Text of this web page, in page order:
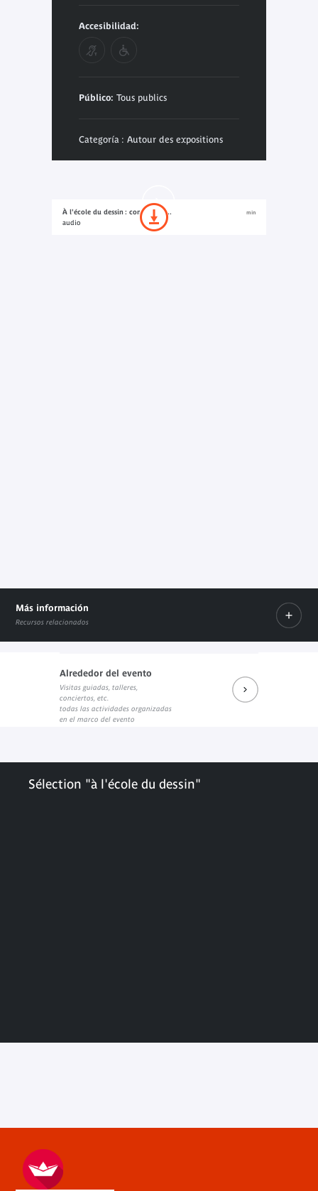
Accesibilidad:
Público: Tous publics
Categoría : Autour des expositions
À l'école du dessin : conférence...
audio
min
Más información
Recursos relacionados
Boite Arts Graphique "à l'école du dessin"
Internal link
Musée national de l'Education de Rouen
Alrededor del evento
Visitas guiadas, talleres,
conciertos, etc.
todas las actividades organizadas
en el marco del evento
Sélection "à l'école du dessin"